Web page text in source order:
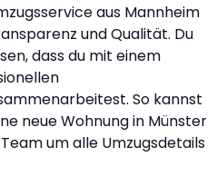
aus Mannheim
und Qualität. Du
dass du mit einem
So kannst
neue Wohnung in Münster
um alle Umzugsdetails